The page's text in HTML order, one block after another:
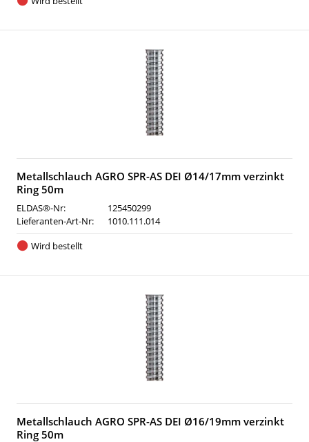
Metallschlauch AGRO SPR-AS DEI Ø14/17mm verzinkt
Ring 50m
ELDAS®-Nr:
125450299
Lieferanten-Art-Nr:
1010.111.014
Wird bestellt
Metallschlauch AGRO SPR-AS DEI Ø16/19mm verzinkt
Ring 50m